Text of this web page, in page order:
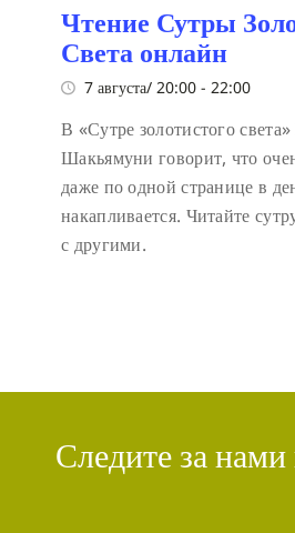
Чтение Сутры
Света онлайн
7 августа/ 20:00 - 22:00
В «Сутре золотистого
Шакьямуни говорит, что
даже по одной странице в
накапливается. Читайте
с другими.
Следите за нами